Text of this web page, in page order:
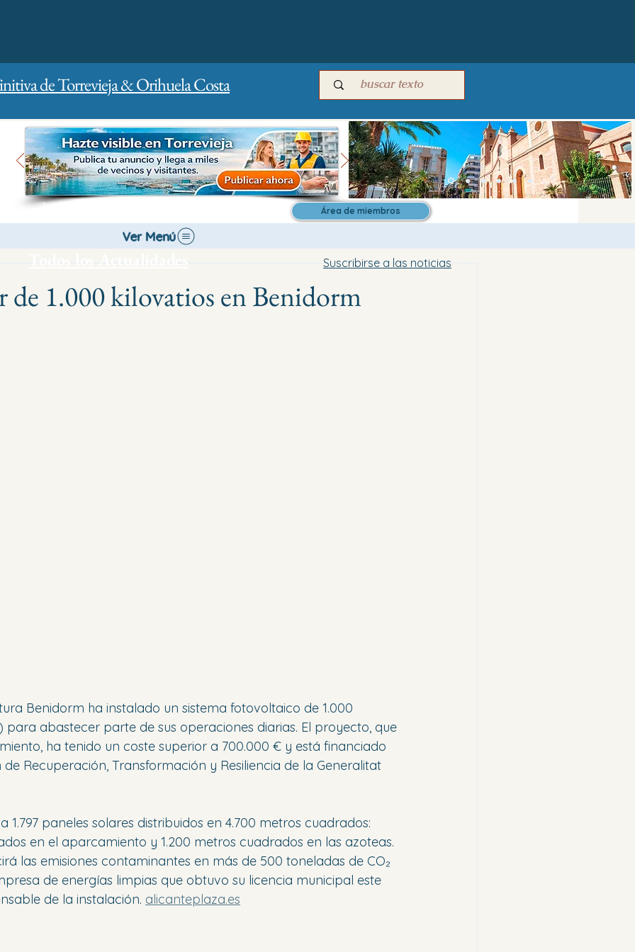
de Torrevieja & Orihuela Costa
Área de miembros
Ver Menú
de 1.000 kilovatios en Benidorm
Benidorm ha instalado un sistema fotovoltaico de 1.000
para abastecer parte de sus operaciones diarias. El proyecto, que
ha tenido un coste superior a 700.000 € y está financiado
Recuperación, Transformación y Resiliencia de la Generalitat
1.797 paneles solares distribuidos en 4.700 metros cuadrados:
en el aparcamiento y 1.200 metros cuadrados en las azoteas.
las emisiones contaminantes en más de 500 toneladas de CO₂
de energías limpias que obtuvo su licencia municipal este
de la instalación. alicanteplaza.es
Todos los Actualidades Suscribirse a las noticias